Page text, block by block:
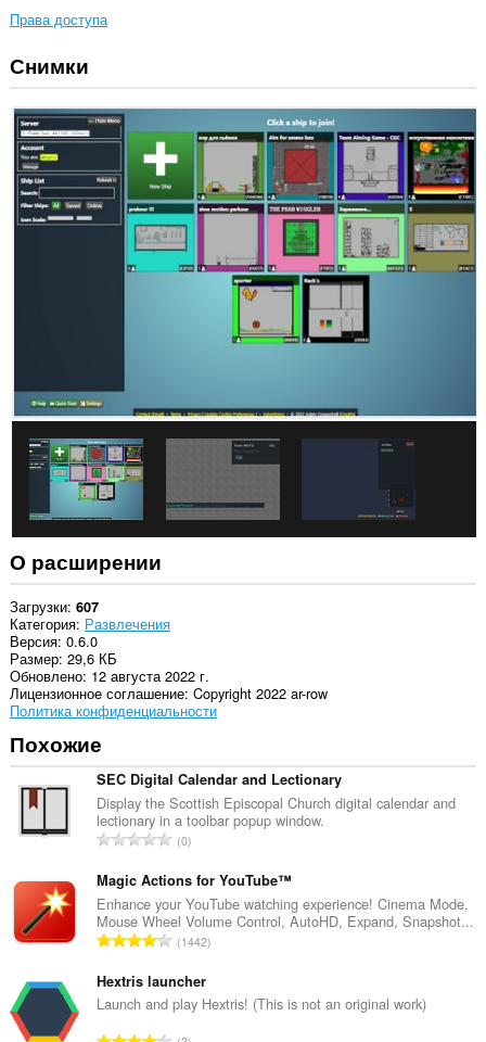
Права доступа
У
этого
есть
доступ
вашим
данным
на
некоторых
Снимки
О расширении
Загрузки 607
Категория Развлечения
Версия 0.6.0
Размер 29,6 КБ
Обновлено 12 августа 2022 г.
Лицензионное соглашение Copyright 2022 ar-row
Политика конфиденциальности
Похожие
SEC Digital Calendar and Lectionary
Display the Scottish Episcopal Church digital calendar and
lectionary in a toolbar popup window.
В
е
г
о
о
е
н
о
0
Magic Actions for YouTube™
Enhance your YouTube watching experience! Cinema Mode,
Mouse Wheel Volume Control, AutoHD, Expand, Snapshot...
В
е
г
1442
Hextris launcher
Launch and play Hextris! (This is not an original work)